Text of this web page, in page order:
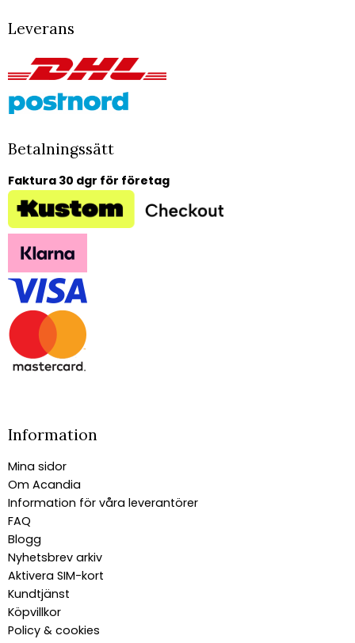
Leverans
Betalningssätt
Faktura 30 dgr för företag
Information
Mina sidor
Om Acandia
Information för våra leverantörer
FAQ
Blogg
Nyhetsbrev arkiv
Aktivera SIM-kort
Kundtjänst
Köpvillkor
Policy & cookies